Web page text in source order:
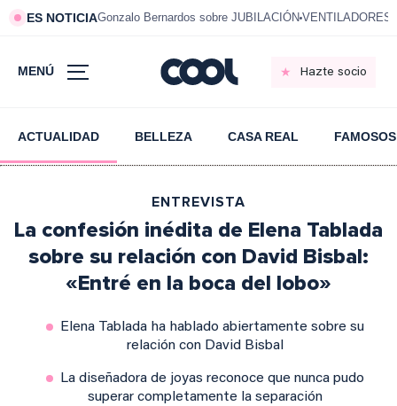
ES NOTICIAGonzalo Bernardos sobre JUBILACIÓN VENTILADORES
MENÚ Hazte socio
ACTUALIDAD BELLEZA CASA REAL FAMOSOS
ENTREVISTA
La confesión inédita de Elena Tablada
sobre su relación con David Bisbal:
«Entré en la boca del lobo»
Elena Tablada ha hablado abiertamente sobre su
relación con David Bisbal
La diseñadora de joyas reconoce que nunca pudo
superar completamente la separación